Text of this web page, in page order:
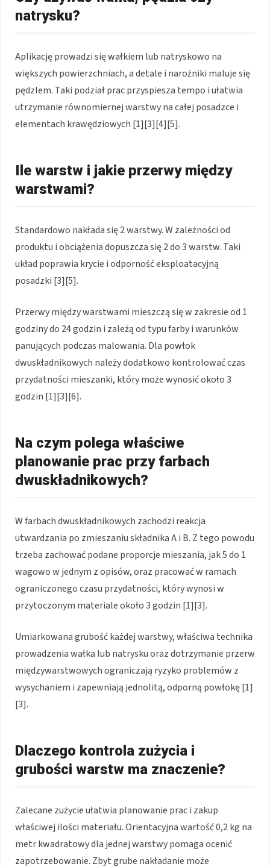
natrysku?
Aplikację prowadzi się wałkiem lub natryskowo na
większych powierzchniach, a detale i narożniki maluje się
pędzlem. Taki podział prac przyspiesza tempo i ułatwia
utrzymanie równomiernej warstwy na całej posadzce i
elementach krawędziowych [1][3][4][5].
Ile warstw i jakie przerwy między
warstwami?
Standardowo nakłada się 2 warstwy. W zależności od
produktu i obciążenia dopuszcza się 2 do 3 warstw. Taki
układ poprawia krycie i odporność eksploatacyjną
posadzki [3][5].
Przerwy między warstwami mieszczą się w zakresie od 1
godziny do 24 godzin i zależą od typu farby i warunków
panujących podczas malowania. Dla powłok
dwuskładnikowych należy dodatkowo kontrolować czas
przydatności mieszanki, który może wynosić około 3
godzin [1][3][6].
Na czym polega właściwe
planowanie prac przy farbach
dwuskładnikowych?
W farbach dwuskładnikowych zachodzi reakcja
utwardzania po zmieszaniu składnika A i B. Z tego powodu
trzeba zachować podane proporcje mieszania, jak 5 do 1
wagowo w jednym z opisów, oraz pracować w ramach
ograniczonego czasu przydatności, który wynosi w
przytoczonym materiale około 3 godzin [1][3].
Umiarkowana grubość każdej warstwy, właściwa technika
prowadzenia wałka lub natrysku oraz dotrzymanie przerw
międzywarstwowych ograniczają ryzyko problemów z
wysychaniem i zapewniają jednolitą, odporną powłokę [1]
[3].
Dlaczego kontrola zużycia i
grubości warstw ma znaczenie?
Zalecane zużycie ułatwia planowanie prac i zakup
właściwej ilości materiału. Orientacyjna wartość 0,2 kg na
metr kwadratowy dla jednej warstwy pomaga ocenić
zapotrzebowanie. Zbyt grube nakładanie może